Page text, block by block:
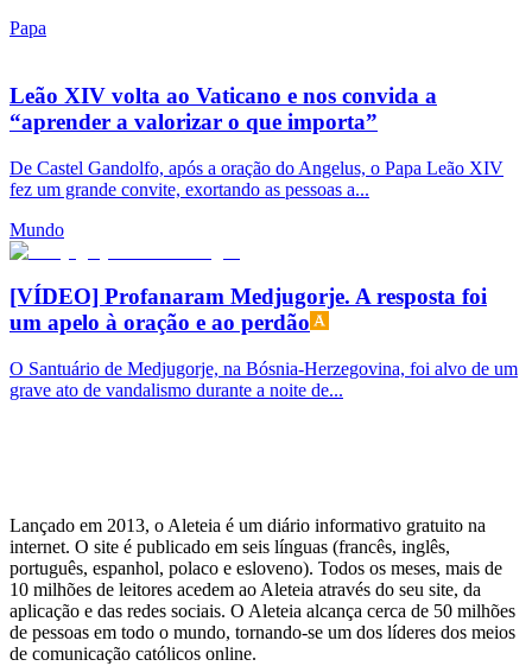
Papa
Leão XIV volta ao Vaticano e nos convida a
“aprender a valorizar o que importa”
De Castel Gandolfo, após a oração do Angelus, o Papa Leão XIV
fez um grande convite, exortando as pessoas a...
Mundo
[VÍDEO] Profanaram Medjugorje. A resposta foi
um apelo à oração e ao perdão
O Santuário de Medjugorje, na Bósnia-Herzegovina, foi alvo de um
grave ato de vandalismo durante a noite de...
Lançado em 2013, o Aleteia é um diário informativo gratuito na
internet. O site é publicado em seis línguas (francês, inglês,
português, espanhol, polaco e esloveno). Todos os meses, mais de
10 milhões de leitores acedem ao Aleteia através do seu site, da
aplicação e das redes sociais. O Aleteia alcança cerca de 50 milhões
de pessoas em todo o mundo, tornando-se um dos líderes dos meios
de comunicação católicos online.